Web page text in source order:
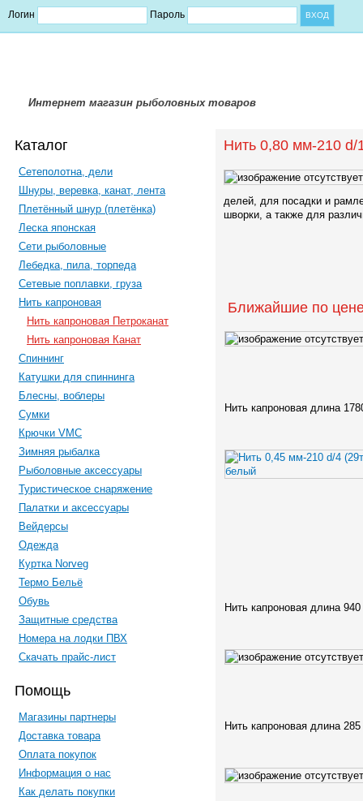
Логин Пароль
Интернет магазин рыболовных товаров
Каталог
Сетеполотна, дели
Шнуры, веревка, канат, лента
Плетённый шнур (плетёнка)
Леска японская
Сети рыболовные
Лебедка, пила, торпеда
Сетевые поплавки, груза
Нить капроновая
Нить капроновая Петроканат
Нить капроновая Канат
Спиннинг
Катушки для спиннинга
Блесны, воблеры
Сумки
Крючки VMC
Зимняя рыбалка
Рыболовные аксессуары
Туристическое снаряжение
Палатки и аксессуары
Вейдерсы
Одежда
Куртка Norveg
Термо Бельё
Обувь
Защитные средства
Номера на лодки ПВХ
Скачать прайс-лист
Помощь
Магазины партнеры
Доставка товара
Оплата покупок
Информация о нас
Как делать покупки
Нить 0,80 мм-210 d/
делей, для посадки и
шворки, а также для
Ближайшие по
Нить капроновая длина
Нить капроновая длина
Нить капроновая длина